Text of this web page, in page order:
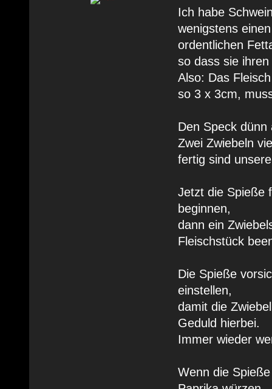
Ich habe
wenigstens einen
ordentlichen
so dass sie
Also: Das
so 3 x 3cm,
Den Speck
Zwei Zwiebeln
fertig sind
Jetzt die Spieße
beginnen,
dann ein
Fleischstück
Die Spieße
einstellen,
damit die
Geduld hierbei.
Immer wieder
Wenn die